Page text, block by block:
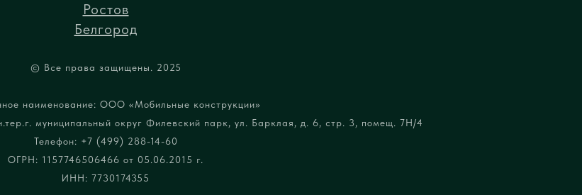
Ростов
Белгород
© Все права защищены. 2025
наименование: ООО «Мобильные конструкции»
муниципальный округ Филевский парк, ул. Барклая, д. 6, стр. 3, помещ. 7Н/4
Телефон: +7 (499) 288-14-60
ОГРН: 1157746506466 от 05.06.2015 г.
ИНН: 7730174355